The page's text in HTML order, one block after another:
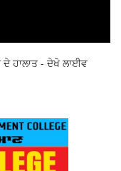
ਦੇ ਹਾਲਾਤ - ਦੇਖੋ ਲਾਈਵ